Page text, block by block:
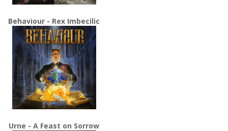
Behaviour - Rex Imbecilic
Urne - A Feast on Sorrow